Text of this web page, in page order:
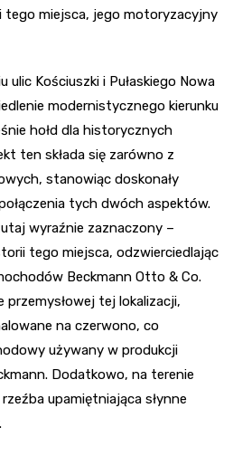
miejsca, jego motoryzacyjny
ulic Kościuszki i Pułaskiego Nowa
modernistycznego kierunku
hołd dla historycznych
ten składa się zarówno z
stanowiąc doskonały
tych dwóch aspektów.
wyraźnie zaznaczony –
tego miejsca, odzwierciedlając
Beckmann Otto & Co.
przemysłowej tej lokalizacji,
na czerwono, co
używany w produkcji
Dodatkowo, na terenie
upamiętniająca słynne